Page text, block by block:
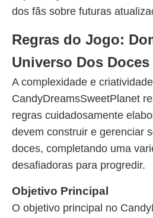
dos fãs sobre futuras
Regras do Jogo:
Universo Dos Doces
A complexidade e
CandyDreamsSweetPlanet
regras cuidadosamente
devem construir e gerenciar
doces, completando uma
desafiadoras para progredir.
Objetivo Principal
O objetivo principal no